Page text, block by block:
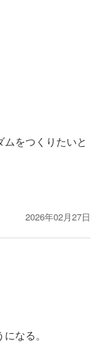
をつくりたいと
2026年02月27日
なる。